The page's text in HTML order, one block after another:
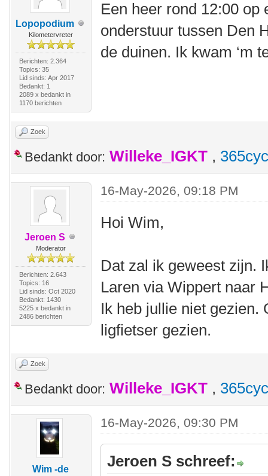
Lopopodium
Kilometervreter
Berichten: 2.364
Topics: 35
Lid sinds: Apr 2017
Bedankt: 1
2089 x bedankt in
1170 berichten
Een heer rond 12:00
onderstuur tussen Den
de duinen. Ik kwam ‘m
Zoek
Bedankt door: Willeke_IGKT ,
Jeroen S
Moderator
Berichten: 2.643
Topics: 16
Lid sinds: Oct 2020
Bedankt: 1430
5225 x bedankt in
2486 berichten
16-May-2026, 09:18 PM
Hoi Wim,
Dat zal ik geweest zijn.
Laren via Wippert naar
Ik heb jullie niet gezien.
ligfietser gezien.
Zoek
Bedankt door: Willeke_IGKT ,
Wim -de
16-May-2026, 09:30 PM
Jeroen S schreef: